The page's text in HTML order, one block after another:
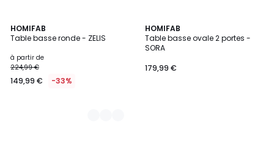
HOMIFAB
Table basse ronde - ZELIS
à partir de
224,99 €
149,99 € -33%
4
Couleurs
HOMIFAB
Table basse ovale 2 portes -
SORA
179,99 €